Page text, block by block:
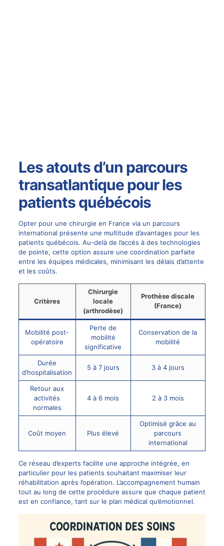
Les atouts d’un parcours
transatlantique pour les
patients québécois
Opter pour une chirurgie en France via un parcours
international présente une multitude d’avantages pour les
patients québécois. Au-delà de l’accès à des technologies
de pointe, cette option assure une coordination parfaite
entre les équipes médicales, minimisant les délais d’attente
et les coûts.
Critères
Chirurgie
locale
(arthrodèse)
Prothèse discale
(France)
Mobilité post-
opératoire
Perte de
mobilité
significative
Conservation de la
mobilité
Durée
d’hospitalisation
5 à 7 jours 3 à 4 jours
Retour aux
activités
normales
4 à 6 mois 2 à 3 mois
Coût moyen Plus élevé
Optimisé grâce au
parcours
international
Ce réseau d’experts facilite une approche intégrée, en
particulier pour les patients souhaitant maximiser leur
réhabilitation après l’opération. L’accompagnement humain
tout au long de cette procédure assure que chaque patient
est en confiance, tant sur le plan médical qu’émotionnel.